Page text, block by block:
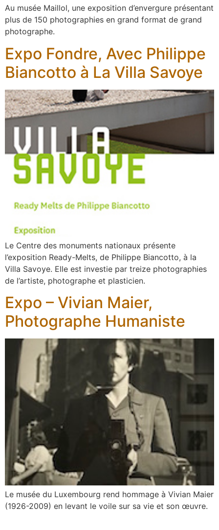
Au musée Maillol, une exposition d’envergure présentant
plus de 150 photographies en grand format de grand
photographe.
Expo Fondre, Avec Philippe
Biancotto à La Villa Savoye
Le Centre des monuments nationaux présente
l’exposition Ready-Melts, de Philippe Biancotto, à la
Villa Savoye. Elle est investie par treize photographies
de l’artiste, photographe et plasticien.
Expo – Vivian Maier,
Photographe Humaniste
Le musée du Luxembourg rend hommage à Vivian Maier
(1926-2009) en levant le voile sur sa vie et son œuvre.